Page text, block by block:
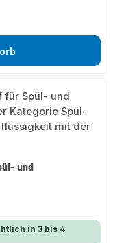
und
in 3 bis 4